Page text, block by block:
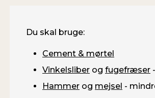
Du skal bruge:
Cement & mørtel
Vinkelsliber og fugefræser
Hammer og mejsel -